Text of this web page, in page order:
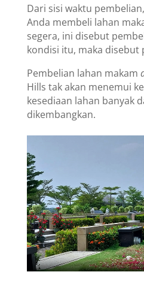
Dari sisi waktu
Anda membeli lahan
segera, ini disebut
kondisi itu, maka disebut
Pembelian lahan makam
Hills tak akan menemui
kesediaan lahan banyak
dikembangkan.